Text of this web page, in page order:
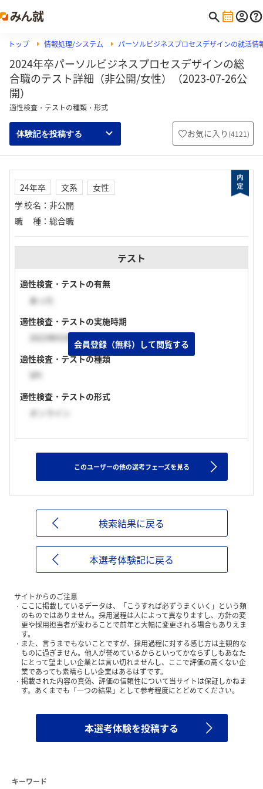
トップ 情報処理/システム パーソルビジネスプロセスデザインの就活情
2024年卒パーソルビジネスプロセスデザインの総
合職のテスト詳細（非公開/女性）（2023-07-26公
開）
適性検査・テストの種類・形式
体験記を投稿する お気に入り (4121)
24年卒 文系
女性
学校名 ： 非公開
職種 ： 総合職
テスト
適性検査・テストの有無
あった
適性検査・テストの実施時期
2023年03月下旬
適性検査・テストの種類
SPI
適性検査・テストの形式
オンライン
会員登録（無料）して閲覧する
このユーザーの他の選考フェーズを見る
検索結果に戻る
本選考体験記に戻る
サイトからのご注意
ここに掲載しているデータは、「こうすれば必ずうまくいく」という類
のものではありません。採用過程は人によって異なりますし、方針の変
更や採用担当者が変わることで前年と大幅に変更される場合もありえま
す。
また、言うまでもないことですが、採用過程に対する感じ方は主観的な
ものに過ぎません。他人が誉めているからといってかならずしもあなた
にとって望ましい企業とは言い切れませんし、ここで評価の高くない企
業であっても素晴らしい企業はあるはずです。
掲載された内容の真偽、評価の信頼性について当サイトは保証しかねま
す。あくまでも「一つの結果」として参考程度にとどめてください。
本選考体験を投稿する
キーワード